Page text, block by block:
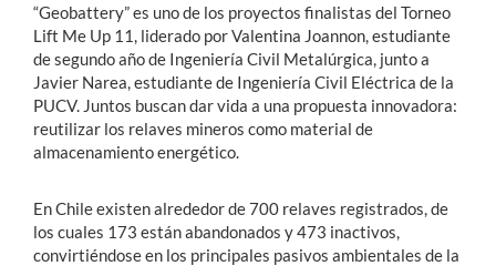
“Geobattery” es uno de los proyectos finalistas del Torneo
Lift Me Up 11, liderado por Valentina Joannon, estudiante
de segundo año de Ingeniería Civil Metalúrgica, junto a
Javier Narea, estudiante de Ingeniería Civil Eléctrica de la
PUCV. Juntos buscan dar vida a una propuesta innovadora:
reutilizar los relaves mineros como material de
almacenamiento energético.
En Chile existen alrededor de 700 relaves registrados, de
los cuales 173 están abandonados y 473 inactivos,
convirtiéndose en los principales pasivos ambientales de la